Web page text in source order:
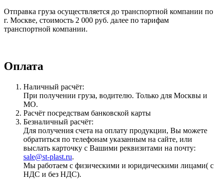
Отправка груза осуществляется до транспортной компании по
г. Москве, стоимость 2 000 руб. далее по тарифам
транспортной компании.
Оплата
Наличный расчёт:
При получении груза, водителю. Только для Москвы и
МО.
Расчёт посредствам банковской карты
Безналичный расчёт:
Для получения счета на оплату продукции, Вы можете
обратиться по телефонам указанным на сайте, или
выслать карточку с Вашими реквизитами на почту:
sale@st-plast.ru.
Мы работаем с физическими и юридическими лицами( с
НДС и без НДС).